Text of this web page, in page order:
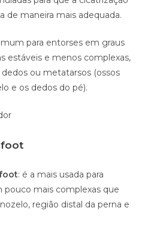
de maneira mais adequada.
para entorses em graus
estáveis e menos complexas,
ou metatarsos (ossos
e os dedos do pé).
: é a mais usada para
mais complexas que
região distal da perna e